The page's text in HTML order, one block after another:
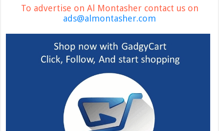
To advertise on Al Montasher contact us on
ads@almontasher.com